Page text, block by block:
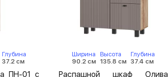
Глубина
37.2 см
ПН-01 с
Ширина
90.2 см
Высота
135.8 см
Глубина
37.4 см
Распашной шкаф Олива